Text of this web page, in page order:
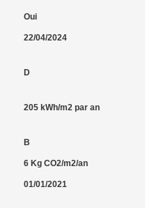
Oui
22/04/2024
D
205 kWh/m2 par an
B
6 Kg CO2/m2/an
01/01/2021